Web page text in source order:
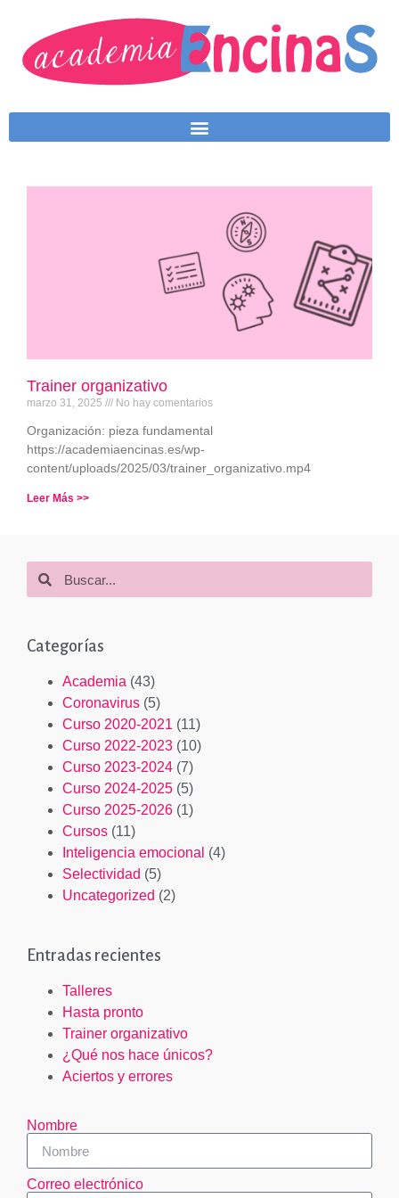
Trainer organizativo
marzo 31, 2025 No hay comentarios
Organización: pieza fundamental
https://academiaencinas.es/wp-
content/uploads/2025/03/trainer_organizativo.mp4
Leer Más >>
Categorías
Academia (43)
Coronavirus (5)
Curso 2020-2021 (11)
Curso 2022-2023 (10)
Curso 2023-2024 (7)
Curso 2024-2025 (5)
Curso 2025-2026 (1)
Cursos (11)
Inteligencia emocional (4)
Selectividad (5)
Uncategorized (2)
Entradas recientes
Talleres
Hasta pronto
Trainer organizativo
¿Qué nos hace únicos?
Aciertos y errores
Nombre
Correo electrónico